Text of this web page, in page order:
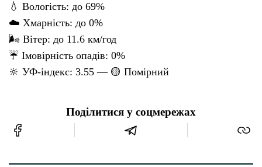
💧 Вологість: до 69%
☁️ Хмарність: до 0%
🌬 Вітер: до 11.6 км/год
☔ Імовірність опадів: 0%
🔆 УФ-індекс: 3.55 — 🟡 Помірний
Поділитися у соцмережах